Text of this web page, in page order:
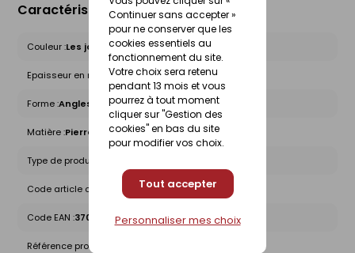
Continuer sans accepter »
pour ne conserver que les
cookies essentiels au
fonctionnement du site.
Votre choix sera retenu
pendant 13 mois et vous
pourrez à tout moment
cliquer sur "Gestion des
cookies" en bas du site
pour modifier vos choix.
Tout accepter
Personnaliser mes choix
Caractéristiques du produit
Couleur :Les jaunes orangés rouges
Epaisseur en mm : 1.5
Forme :Angles
Matière :Pierre reconstituée
Type de produit :
Code article chez le fournisseur :A1
Code EAN :3700623300002
Référence produit nationale Gedimat :